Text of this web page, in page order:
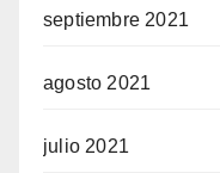
septiembre 2021
agosto 2021
julio 2021